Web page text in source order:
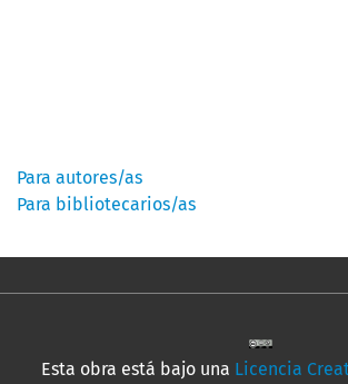
Para autores/as
Para bibliotecarios/as
Esta obra está bajo una Licencia